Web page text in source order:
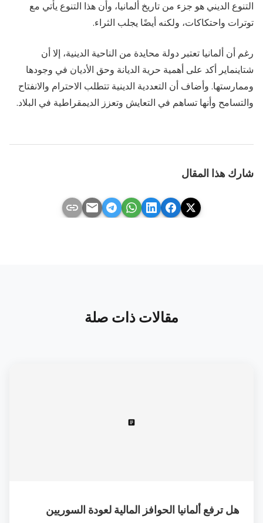
التنوع الديني هو جزء من تاريخ ألمانيا، وأن هذا التنوع يأتي مع
توترات واحتكاكات، ولكنه أيضًا يجلب الثراء.
رغم أن ألمانيا تعتبر دولة محايدة من الناحية الدينية، إلا أن
شتاينماير أكد على أهمية حرية الديانة وحق الأديان في وجودها
وممارستها. وأضاف أن التعددية الدينية تتطلب الاحترام والانفتاح
والتسامح وأنها تساهم في التعايش وتعزز الديمقراطية في البلاد.
شارك هذا المقال
email
link
مقالات ذات صلة
article
هل ترفع ألمانيا الحوافز المالية لعودة السوريين